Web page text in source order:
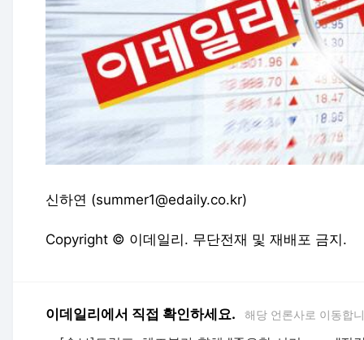
신하연 (summer1@edaily.co.kr)
Copyright © 이데일리. 무단전재 및 재배포 금지.
이데일리에서 직접 확인하세요. 해당 언론사로 이동합